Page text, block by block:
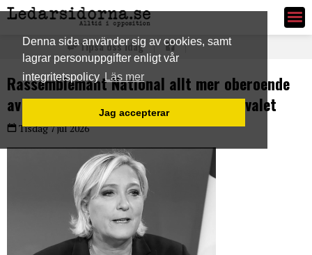
Denna sida använder sig av cookies, samt
lagrar personuppgifter enligt vår
integritetspolicy Läs mer
Jag accepterar
Ledarsidorna.se
Tipsa oss idag
Rassemblemant National allt mer oberoende
av Le Pen inför det franska presidentvalet
Tisdag 7 jul 2026